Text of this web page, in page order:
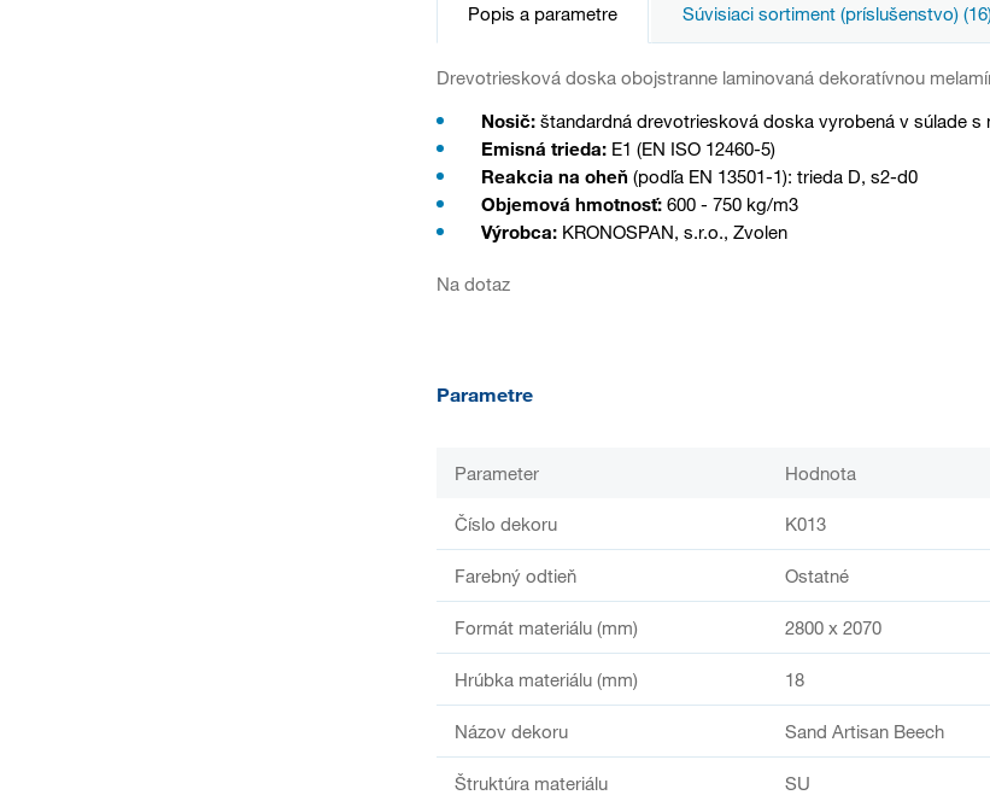
Popis a parametre Súvisiaci sortiment (príslušenstvo)
Drevotriesková doska obojstranne laminovaná dekoratívnou
Nosič: štandardná drevotriesková doska vyrobená v súlade
Emisná trieda: E1 (EN ISO 12460-5)
Reakcia na oheň (podľa EN 13501-1): trieda D, s2-d0
Objemová hmotnosť: 600 - 750 kg/m3
Výrobca: KRONOSPAN, s.r.o., Zvolen
Na dotaz
Parametre
Parameter Hodnota
Číslo dekoru K013
Farebný odtieň Ostatné
Formát materiálu (mm) 2800 x 2070
Hrúbka materiálu (mm) 18
Názov dekoru Sand Artisan Beech
Štruktúra materiálu SU